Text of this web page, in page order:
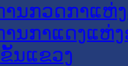
ານກວດກາແຫ່
ານກາແດງແຫ່
ນແຂວງ